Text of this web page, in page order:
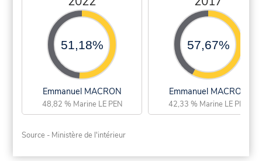
51,18%
Emmanuel MACRON
48,82 % Marine LE PEN
57,67%
Emmanuel MACRON
42,33 % Marine LE PEN
Source - Ministère de l'intérieur